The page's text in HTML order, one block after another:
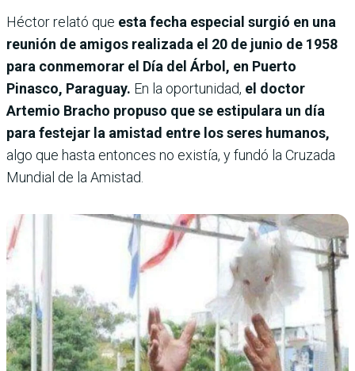
Héctor relató que esta fecha especial surgió en una
reunión de amigos realizada el 20 de junio de 1958
para conmemorar el Día del Árbol, en Puerto
Pinasco, Paraguay. En la oportunidad, el doctor
Artemio Bracho propuso que se estipulara un día
para festejar la amistad entre los seres humanos,
algo que hasta entonces no existía, y fundó la Cruzada
Mundial de la Amistad.